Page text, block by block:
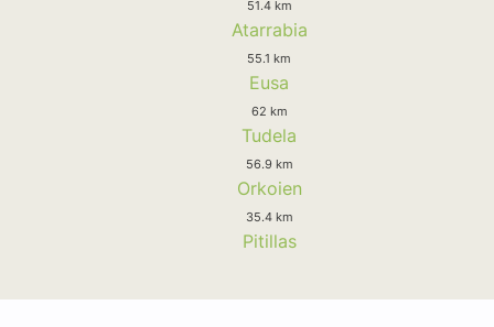
51.4 km
Atarrabia
55.1 km
Eusa
62 km
Tudela
56.9 km
Orkoien
35.4 km
Pitillas